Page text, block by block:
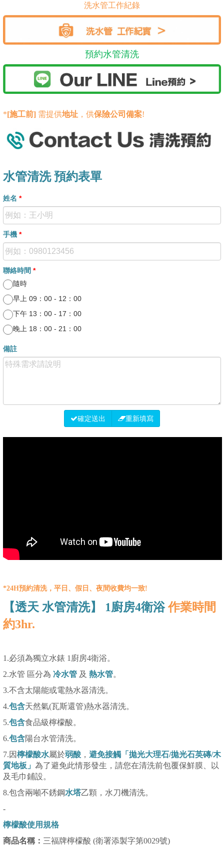
洗水管工作紀錄
預約水管清洗
*[施工前] 需提供地址 ，供保險公司備案!
水管清洗 預約表單
姓名 *
手機 *
聯絡時間 *
隨時
早上 09：00 - 12：00
下午 13：00 - 17：00
晚上 18：00 - 21：00
備註
確定送出 重新填寫
*24H預約清洗，平日、假日、夜間收費均一致!
【透天 水管清洗】 1廚房4衛浴作業時間
約3hr.
1.必須為獨立水錶 1廚房4衛浴。
2.水管 區分為 冷水管 及 熱水管。
3.不含太陽能或電熱水器清洗。
4.包含天然氣(瓦斯還管)熱水器清洗。
5.包含食品級檸檬酸。
6.包含陽台水管清洗。
7.因檸檬酸水屬於弱酸 ， 避免接觸「拋光大理石/拋光石英磚/木
質地板」 為了避免此情形發生，請您在清洗前包覆保鮮膜、以
及毛巾鋪設。
8.包含兩噸不銹鋼水塔乙顆，水刀機清洗。
-
檸檬酸使用規格
商品名稱： 三福牌檸檬酸 (衛署添製字第0029號)